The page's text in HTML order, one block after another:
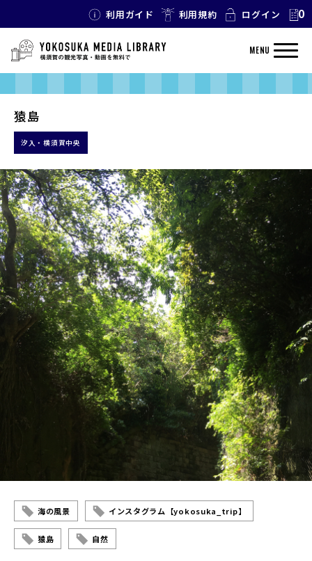
利用ガイド 利用規約 ログイン 0
MENU
猿島
汐入・横須賀中央
海の風景 インスタグラム【yokosuka_trip】
猿島 自然